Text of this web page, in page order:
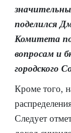
поделился
Комитета
вопросам и
городского
Кроме того,
Следует